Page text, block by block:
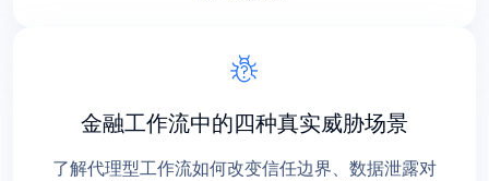
金融工作流中的四种真实威胁场景
了解代理型工作流如何改变信任边界、数据泄露对